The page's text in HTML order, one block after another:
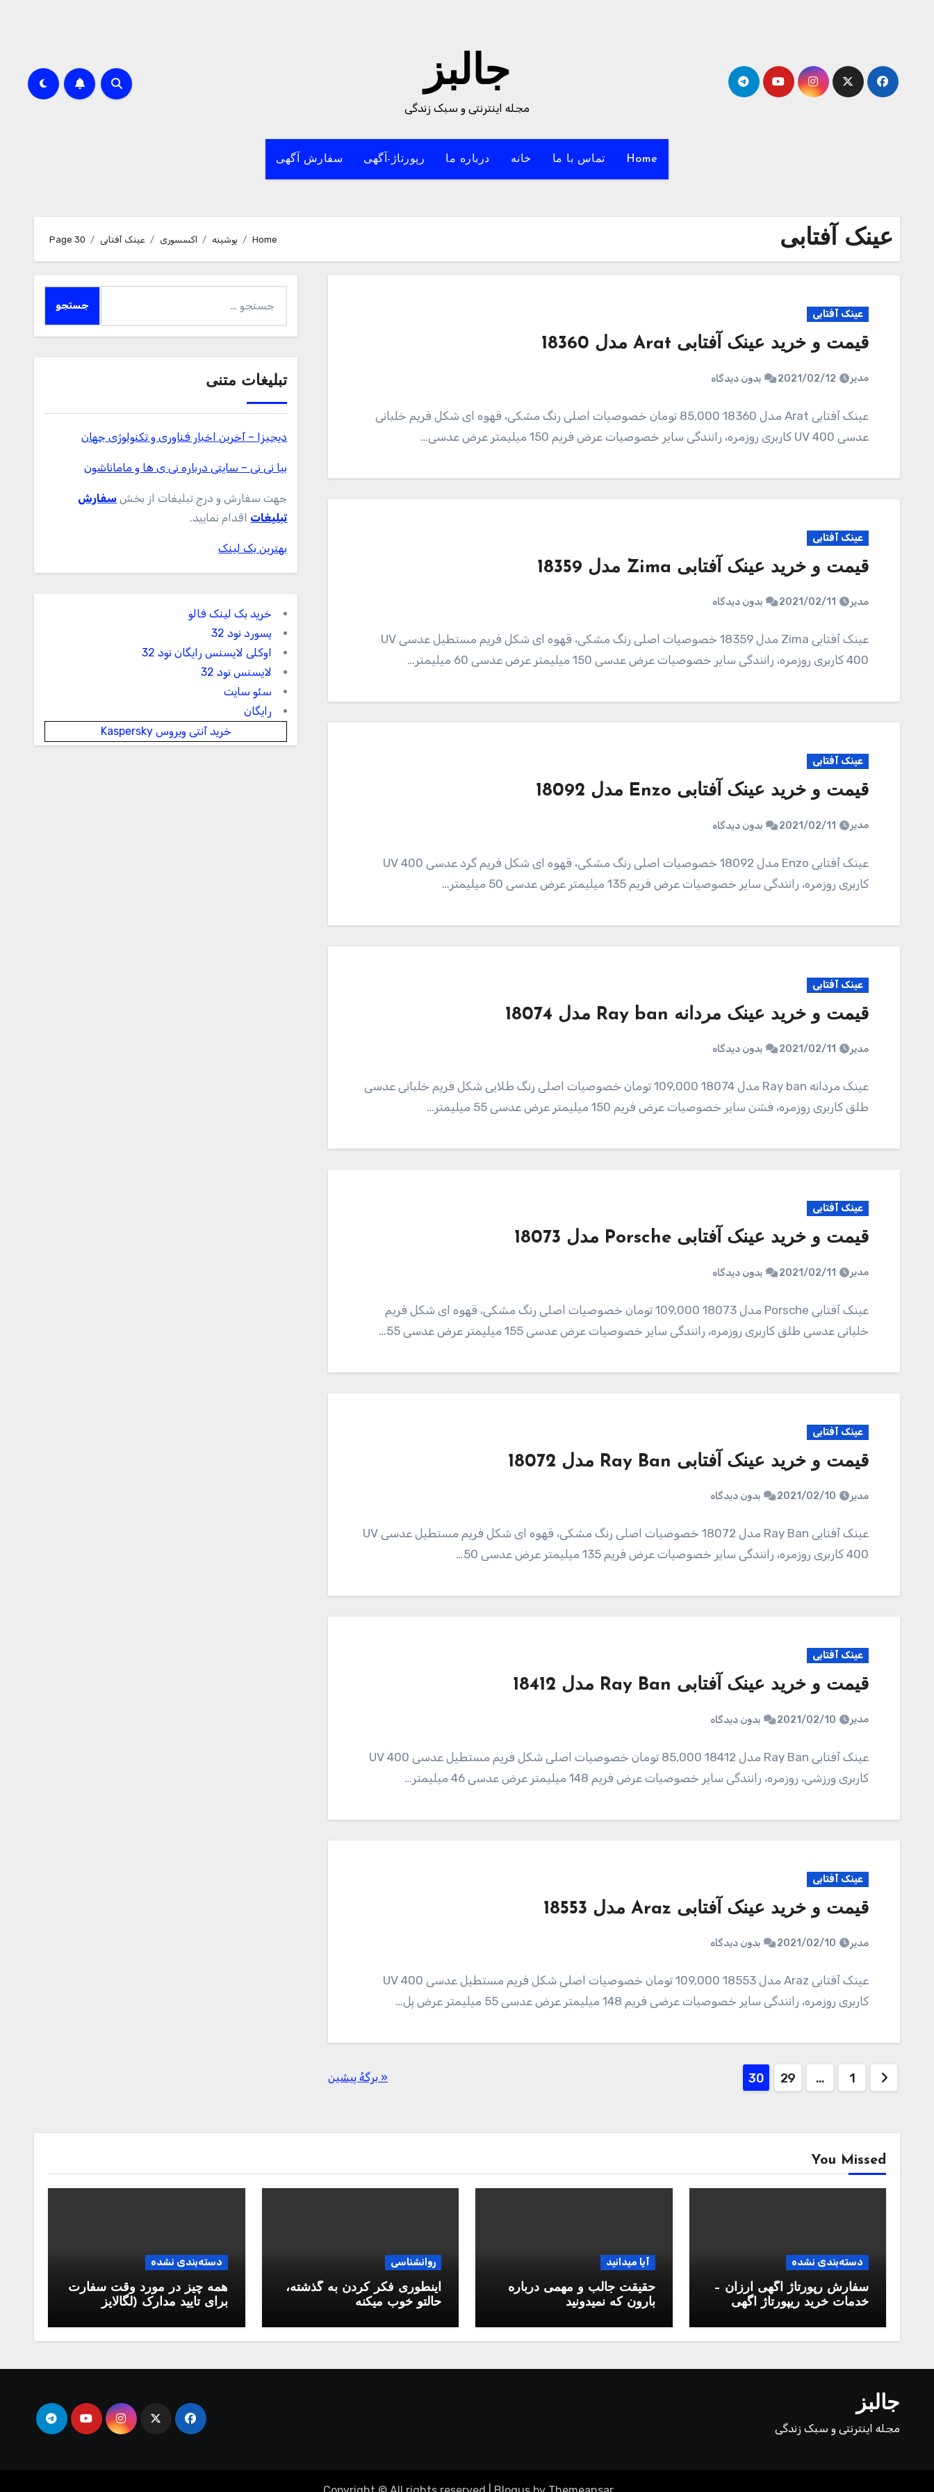
جالبز
مجله اینترنتی و سبک زندگی
Home تماس با ما خانه درباره ما رپورتاژ-آگهی سفارش آگهی
عینک آفتابی Home پوشینه اکسسوری عینک آفتابی Page 30
عینک آفتابی
قیمت و خرید عینک آفتابی Arat مدل 18360
مدیر 2021/02/12 بدون دیدگاه
عینک آفتابی Arat مدل 18360 85,000 تومان خصوصیات اصلی رنگ مشکی، قهوه ای شکل فریم خلبانی
عدسی UV 400 کاربری روزمره، رانندگی سایر خصوصیات عرض فریم 150 میلیمتر عرض عدسی…
عینک آفتابی
قیمت و خرید عینک آفتابی Zima مدل 18359
مدیر 2021/02/11 بدون دیدگاه
عینک آفتابی Zima مدل 18359 خصوصیات اصلی رنگ مشکی، قهوه ای شکل فریم مستطیل عدسی UV
400 کاربری روزمره، رانندگی سایر خصوصیات عرض عدسی 150 میلیمتر عرض عدسی 60 میلیمتر…
عینک آفتابی
قیمت و خرید عینک آفتابی Enzo مدل 18092
مدیر 2021/02/11 بدون دیدگاه
عینک آفتابی Enzo مدل 18092 خصوصیات اصلی رنگ مشکی، قهوه ای شکل فریم گرد عدسی UV 400
کاربری روزمره، رانندگی سایر خصوصیات عرض فریم 135 میلیمتر عرض عدسی 50 میلیمتر…
عینک آفتابی
قیمت و خرید عینک مردانه Ray ban مدل 18074
مدیر 2021/02/11 بدون دیدگاه
عینک مردانه Ray ban مدل 18074 109,000 تومان خصوصیات اصلی رنگ طلایی شکل فریم خلبانی عدسی
طلق کاربری روزمره، فشن سایر خصوصیات عرض فریم 150 میلیمتر عرض عدسی 55 میلیمتر…
عینک آفتابی
قیمت و خرید عینک آفتابی Porsche مدل 18073
مدیر 2021/02/11 بدون دیدگاه
عینک آفتابی Porsche مدل 18073 109,000 تومان خصوصیات اصلی رنگ مشکی، قهوه ای شکل فریم
خلبانی عدسی طلق کاربری روزمره، رانندگی سایر خصوصیات عرض عدسی 155 میلیمتر عرض عدسی 55…
عینک آفتابی
قیمت و خرید عینک آفتابی Ray Ban مدل 18072
مدیر 2021/02/10 بدون دیدگاه
عینک آفتابی Ray Ban مدل 18072 خصوصیات اصلی رنگ مشکی، قهوه ای شکل فریم مستطیل عدسی UV
400 کاربری روزمره، رانندگی سایر خصوصیات عرض فریم 135 میلیمتر عرض عدسی 50…
عینک آفتابی
قیمت و خرید عینک آفتابی Ray Ban مدل 18412
مدیر 2021/02/10 بدون دیدگاه
عینک آفتابی Ray Ban مدل 18412 85,000 تومان خصوصیات اصلی شکل فریم مستطیل عدسی UV 400
کاربری ورزشی، روزمره، رانندگی سایر خصوصیات عرض فریم 148 میلیمتر عرض عدسی 46 میلیمتر…
عینک آفتابی
قیمت و خرید عینک آفتابی Araz مدل 18553
مدیر 2021/02/10 بدون دیدگاه
عینک آفتابی Araz مدل 18553 109,000 تومان خصوصیات اصلی شکل فریم مستطیل عدسی UV 400
کاربری روزمره، رانندگی سایر خصوصیات عرضی فریم 148 میلیمتر عرض عدسی 55 میلیمتر عرض پل…
صفحه‌بندی
1
…
29
30 « برگه‌ٔ پیشین
برای:
تبلیغات متنی
دیجیزا – آخرین اخبار فناوری و تکنولوژی جهان
بیا نی نی – سایتی درباره نی ی ها و ماماناشون
جهت سفارش و درج تبلیغات از بخش سفارش
تبلیغات اقدام نمایید.
بهترین بک لینک
خرید بک لینک فالو
پسورد نود 32
اوکلی لایسنس رایگان نود 32
لایسنس نود 32
سئو سایت
رایگان
خرید آنتی ویروس Kaspersky
You Missed
دسته‌بندی نشده
سفارش رپورتاژ آگهی ارزان –
خدمات خرید ریپورتاژ اگهی
آیا میدانید
حقیقت جالب و مهمی درباره
بارون که نمیدونید
روانشناسی
اینطوری فکر کردن به گذشته،
حالتو خوب میکنه
دسته‌بندی نشده
همه چیز در مورد وقت سفارت
برای تایید مدارک (لگالایز
جالبز
مجله اینترنتی و سبک زندگی